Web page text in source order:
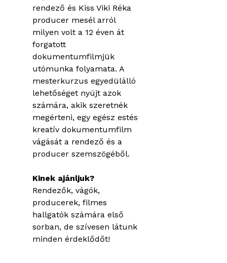
rendező és Kiss Viki Réka
producer mesél arról
milyen volt a 12 éven át
forgatott
dokumentumfilmjük
utómunka folyamata. A
mesterkurzus egyedülálló
lehetőséget nyújt azok
számára, akik szeretnék
megérteni, egy egész estés
kreatív dokumentumfilm
vágását a rendező és a
producer szemszögéből.
Kinek ajánljuk?
Rendezők, vágók,
producerek, filmes
hallgatók számára első
sorban, de szívesen látunk
minden érdeklődőt!